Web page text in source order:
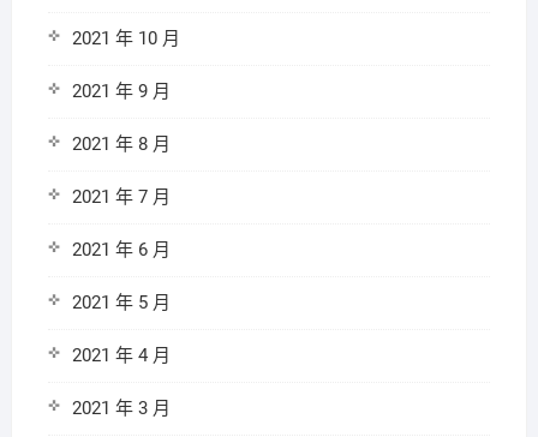
2021 年 10 月
2021 年 9 月
2021 年 8 月
2021 年 7 月
2021 年 6 月
2021 年 5 月
2021 年 4 月
2021 年 3 月